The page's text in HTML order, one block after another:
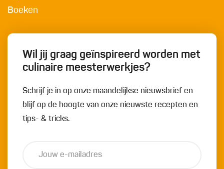
Boeken
Wil jij graag geïnspireerd worden met
culinaire meesterwerkjes?
Schrijf je in op onze maandelijkse nieuwsbrief en
blijf op de hoogte van onze nieuwste recepten en
tips- & tricks.